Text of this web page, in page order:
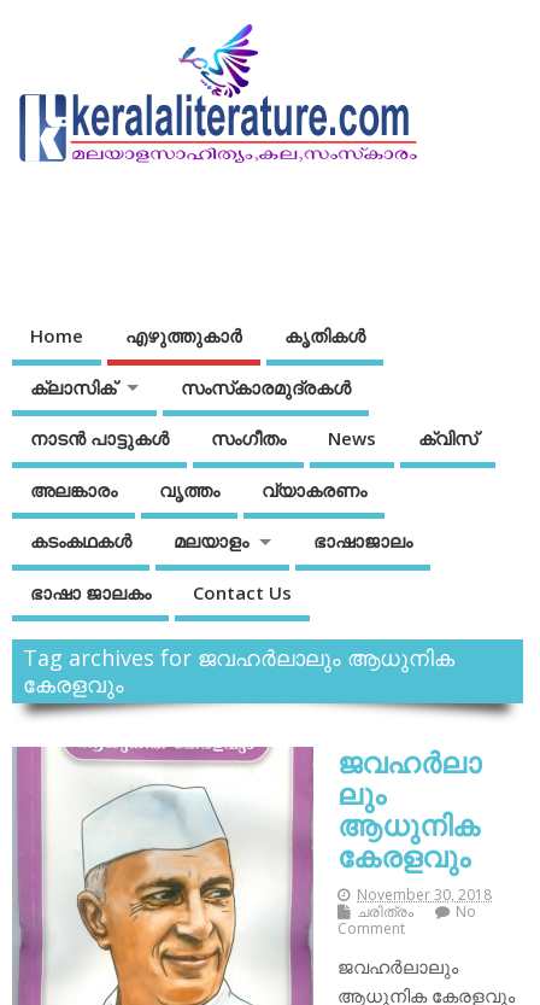
Home എഴുത്തുകാര്‍ കൃതികൾ
ക്ലാസിക് സംസ്‌കാരമുദ്രകള്‍
നാടന്‍ പാട്ടുകള്‍ സംഗീതം News ക്വിസ്
അലങ്കാരം വൃത്തം വ്യാകരണം
കടംകഥകള്‍ മലയാളം ഭാഷാജാലം
ഭാഷാ ജാലകം Contact Us
Tag archives for ജവഹർലാലും ആധുനിക
കേരളവും
ജവഹർലാ
ലും
ആധുനിക
കേരളവും
November 30, 2018
ചരിത്രം
No
Comment
ജവഹർലാലും
ആധുനിക കേരളവും